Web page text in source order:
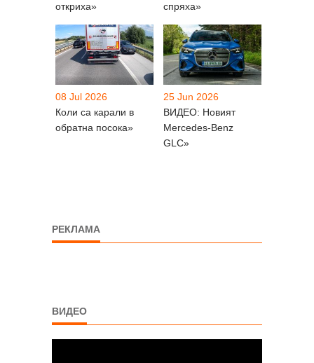
откриха»
спряха»
08 Jul 2026
Коли са карали в
обратна посока»
25 Jun 2026
ВИДЕО: Новият
Mercedes-Benz
GLC»
РЕКЛАМА
ВИДЕО